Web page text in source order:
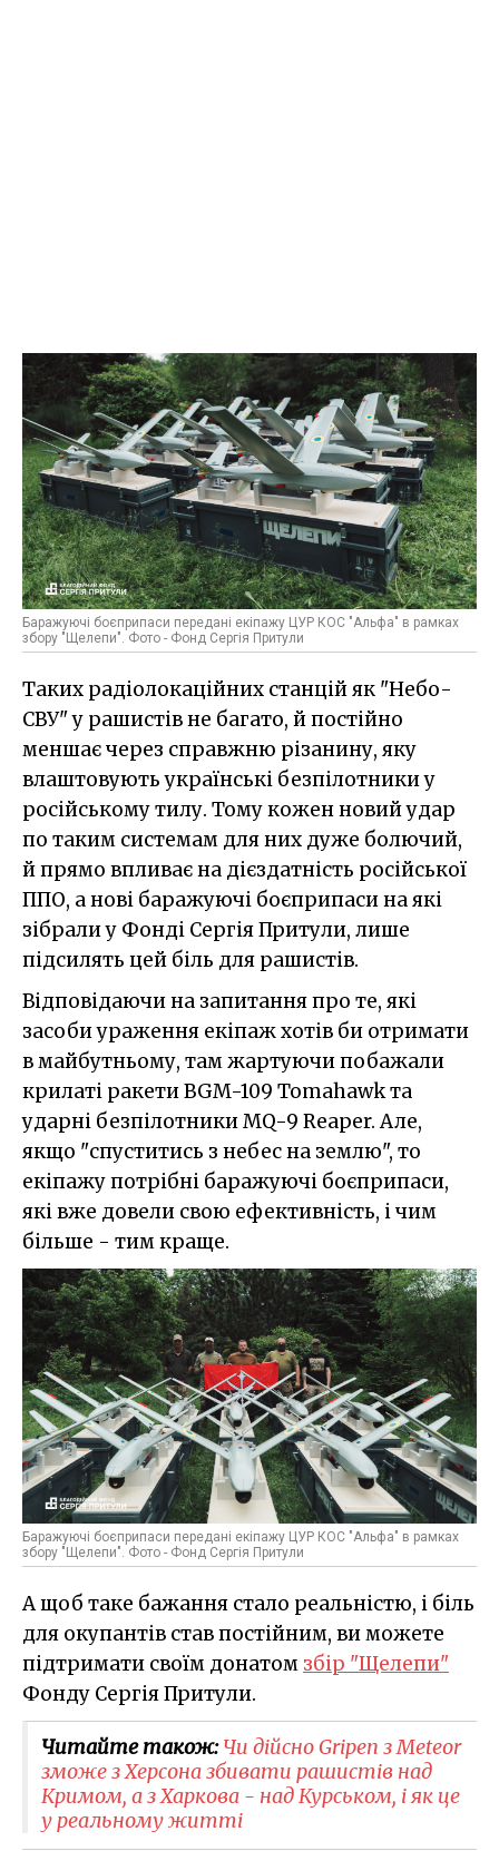
Баражуючі боєприпаси передані екіпажу ЦУР КОС "Альфа" в рамках
збору "Щелепи". Фото - Фонд Сергія Притули
Таких радіолокаційних станцій як "Небо-
СВУ" у рашистів не багато, й постійно
меншає через справжню різанину, яку
влаштовують українські безпілотники у
російському тилу. Тому кожен новий удар
по таким системам для них дуже болючий,
й прямо впливає на дієздатність російської
ППО, а нові баражуючі боєприпаси на які
зібрали у Фонді Сергія Притули, лише
підсилять цей біль для рашистів.
Відповідаючи на запитання про те, які
засоби ураження екіпаж хотів би отримати
в майбутньому, там жартуючи побажали
крилаті ракети BGM-109 Tomahawk та
ударні безпілотники MQ-9 Reaper. Але,
якщо "спуститись з небес на землю", то
екіпажу потрібні баражуючі боєприпаси,
які вже довели свою ефективність, і чим
більше - тим краще.
Баражуючі боєприпаси передані екіпажу ЦУР КОС "Альфа" в рамках
збору "Щелепи". Фото - Фонд Сергія Притули
А щоб таке бажання стало реальністю, і біль
для окупантів став постійним, ви можете
підтримати своїм донатом збір "Щелепи"
Фонду Сергія Притули.
Читайте також:Чи дійсно Gripen з Meteor
зможе з Херсона збивати рашистів над
Кримом, а з Харкова - над Курськом, і як це
у реальному житті